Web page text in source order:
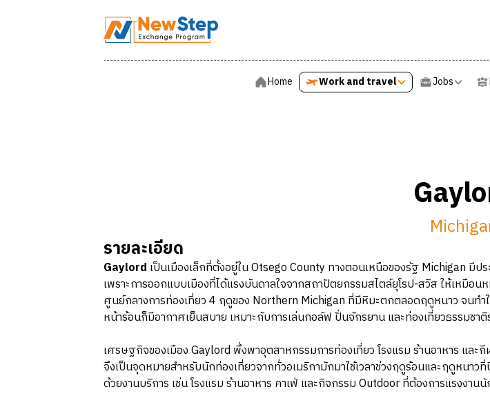
Home Work and travel Jobs
รายละเอียด
Gaylord เป็นเมืองเล็กที่ตั้งอยู่ใน Otsego County ทางตอนเหนือของรัฐ Michigan มี
เพราะการออกแบบเมืองที่ได้แรงบันดาลใจจากสถาปัตยกรรมสไตล์ยุโรป-สวิส ให้เหมือ
ศูนย์กลางการท่องเที่ยว 4 ฤดูของ Northern Michigan ที่มีหิมะตกตลอดฤดูหนาว จนท
หน้าร้อนก็มีอากาศเย็นสบาย เหมาะกับการเล่นกอล์ฟ ปั่นจักรยาน และท่องเที่ยวธรรมช
เศรษฐกิจของเมือง Gaylord พึ่งพาอุตสาหกรรมการท่องเที่ยว โรงแรม ร้านอาหาร แล
จึงเป็นจุดหมายสำหรับนักท่องเที่ยวจากทั่วอเมริกามักมาใช้เวลาช่วงฤดูร้อนและฤดูหนา
ด้วยงานบริการ เช่น โรงแรม ร้านอาหาร คาเฟ่ และกิจกรรม Outdoor ที่ต้องการแรงงาน